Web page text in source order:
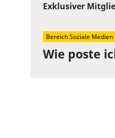
Wie poste
Exklusiver
Bereich Soziale Medien